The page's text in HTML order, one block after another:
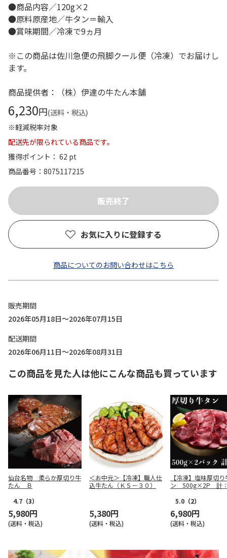
●商品内容／120g×2
●原料原産地／牛タン＝輸入
●賞味期間／冷凍で9ヵ月
※この商品は佐川急便の飛脚クール便（冷凍）でお届けし
ます。
商品提供者：（株）伊達の牛たん本舗
6,230円(送料・税込)
※軽減税率対象
配送先が限られている商品です。
獲得ポイント： 62 pt
商品番号
8075117215
お気に入りに登録する
商品についてのお問い合わせはこちら
販売期間
2026年05月18日～2026年07月15日
配送期間
2026年06月11日～2026年08月31日
この商品を見た人は他にこんな商品も買っています
仙台名物 柔らか厚切り牛
たん Ｂ
4.7 （3）
5,980円
(送料・税込)
＜お中元＞【冷凍】職人仕
込牛たん（ＫＳ－３０）
5,380円
(送料・税込)
【冷凍】塩味厚切
ン 500g×2P 計
5.0 （2）
6,980円
(送料・税込)